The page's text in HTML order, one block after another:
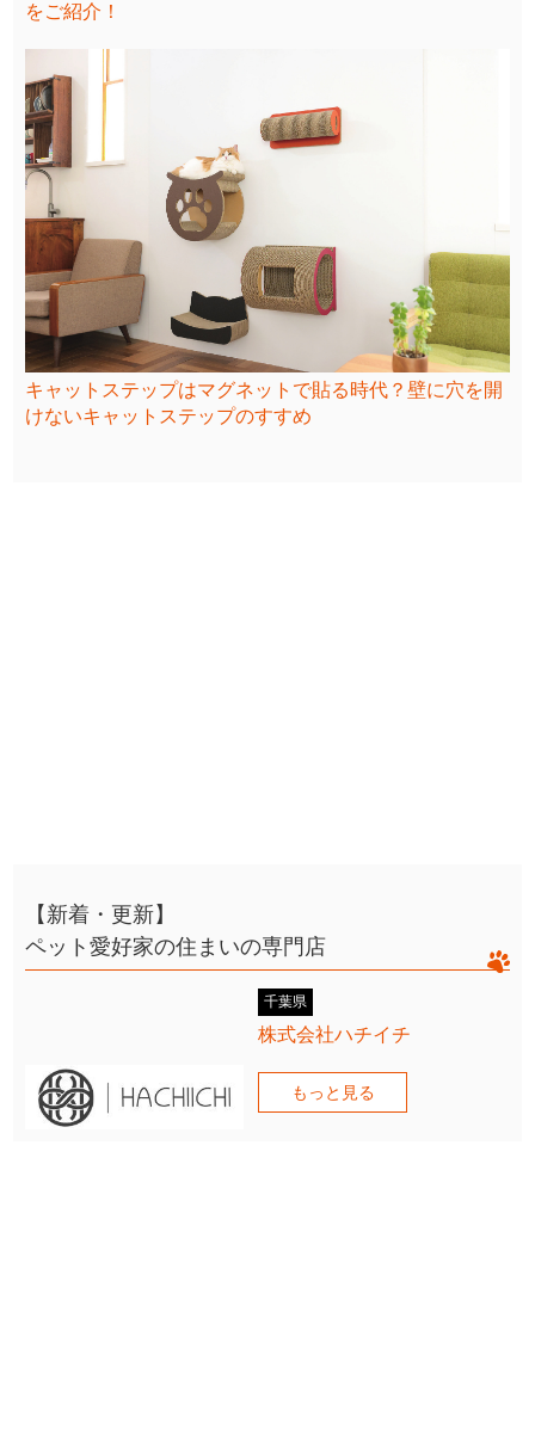
をご紹介！
キャットステップはマグネットで貼る時代？壁に穴を開
けないキャットステップのすすめ
【新着・更新】
ペット愛好家の住まいの専門店
千葉県
株式会社ハチイチ
もっと見る